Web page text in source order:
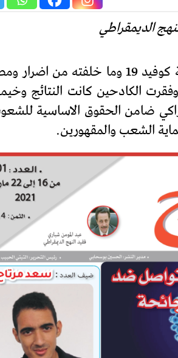
وبمناسبة مرور سنة على اجتياح
الكادحين كانت النتائج
ضامن الحقوق الاساسية
الشعب والمقهورين.